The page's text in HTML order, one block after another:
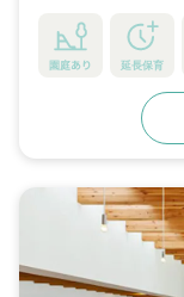
園庭あり 延長保育